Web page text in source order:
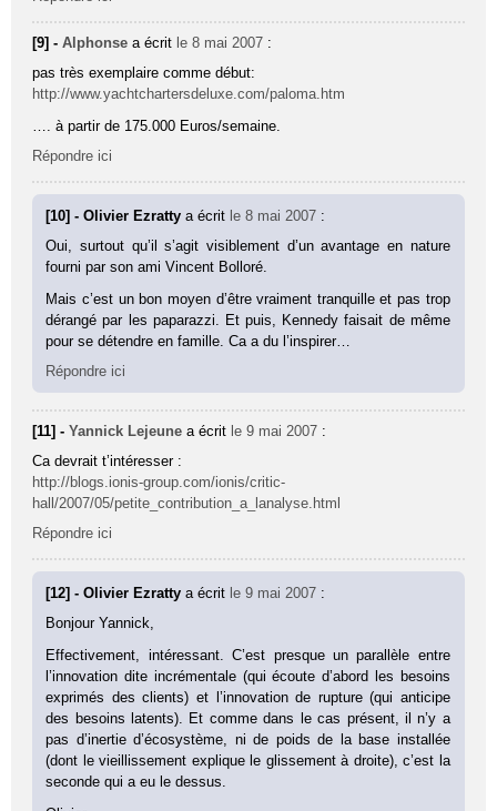
[9] -Alphonse a écrit le 8 mai 2007 :
pas très exemplaire comme début:
http://www.yachtchartersdeluxe.com/paloma.htm
…. à partir de 175.000 Euros/semaine.
Répondre ici
[10] - Olivier Ezrattya écrit le 8 mai 2007 :
Oui, surtout qu’il s’agit visiblement d’un avantage en nature
fourni par son ami Vincent Bolloré.
Mais c’est un bon moyen d’être vraiment tranquille et pas trop
dérangé par les paparazzi. Et puis, Kennedy faisait de même
pour se détendre en famille. Ca a du l’inspirer…
Répondre ici
[11] -Yannick Lejeune a écrit le 9 mai 2007 :
Ca devrait t’intéresser :
http://blogs.ionis-group.com/ionis/critic-
hall/2007/05/petite_contribution_a_lanalyse.html
Répondre ici
[12] - Olivier Ezrattya écrit le 9 mai 2007 :
Bonjour Yannick,
Effectivement, intéressant. C’est presque un parallèle entre
l’innovation dite incrémentale (qui écoute d’abord les besoins
exprimés des clients) et l’innovation de rupture (qui anticipe
des besoins latents). Et comme dans le cas présent, il n’y a
pas d’inertie d’écosystème, ni de poids de la base installée
(dont le vieillissement explique le glissement à droite), c’est la
seconde qui a eu le dessus.